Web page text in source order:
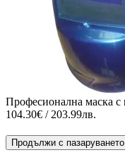
Професионална маска
104.30€ / 203.99лв.
Продължи с пазаруването